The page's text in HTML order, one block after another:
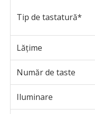
Tip de tastatură*
Lățime
Număr de taste
Iluminare